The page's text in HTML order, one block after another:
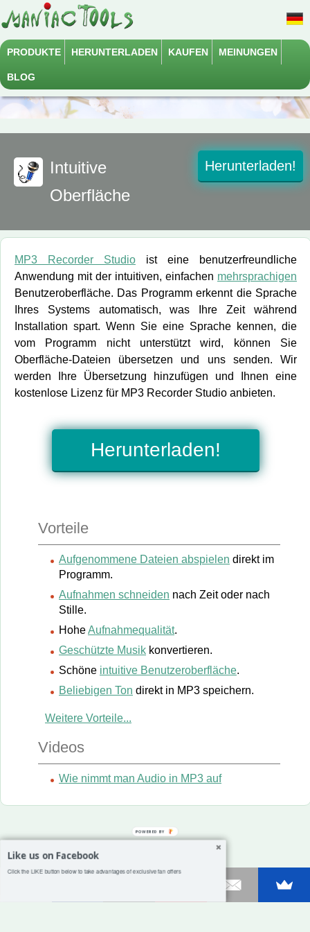
PRODUKTE HERUNTERLADEN KAUFEN MEINUNGEN
BLOG
Herunterladen!
Intuitive
Oberfläche
MP3 Recorder Studio ist eine benutzerfreundliche
Anwendung mit der intuitiven, einfachen mehrsprachigen
Benutzeroberfläche. Das Programm erkennt die Sprache
Ihres Systems automatisch, was Ihre Zeit während
Installation spart. Wenn Sie eine Sprache kennen, die
vom Programm nicht unterstützt wird, können Sie
Oberfläche-Dateien übersetzen und uns senden. Wir
werden Ihre Übersetzung hinzufügen und Ihnen eine
kostenlose Lizenz für MP3 Recorder Studio anbieten.
Herunterladen!
Vorteile
Aufgenommene Dateien abspielen direkt im
Programm.
Aufnahmen schneiden nach Zeit oder nach
Stille.
HoheAufnahmequalität.
Geschützte Musik konvertieren.
Schöne intuitive Benutzeroberfläche.
Beliebigen Ton direkt in MP3 speichern.
Weitere Vorteile...
Videos
Wie nimmt man Audio in MP3 auf
Like us on Facebook
Click the LIKE button below to take advantages of exclusive fan offers
POWERED BY